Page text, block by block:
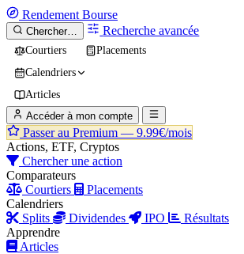
Rendement Bourse
Chercher… Recherche avancée
Courtiers
Placements
Calendriers
Articles
Accéder à mon compte
Passer au Premium — 9.99€/mois
Actions, ETF, Cryptos
Chercher une action
Comparateurs
Courtiers
Placements
Calendriers
Splits
Dividendes IPO
Résultats
Apprendre
Articles